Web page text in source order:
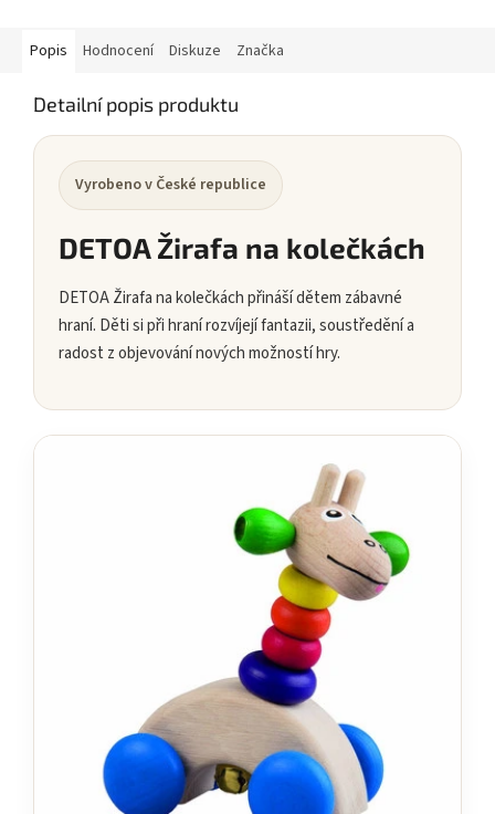
Popis Hodnocení Diskuze Značka
Detailní popis produktu
Vyrobeno v České republice
DETOA Žirafa na kolečkách
DETOA Žirafa na kolečkách přináší dětem zábavné
hraní. Děti si při hraní rozvíjejí fantazii, soustředění a
radost z objevování nových možností hry.